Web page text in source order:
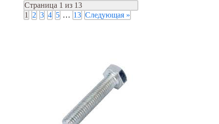
Страница 1 из 13
1
2 3 4 5 … 13 Следующая »